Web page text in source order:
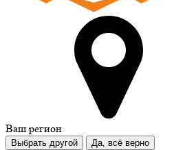
Ваш регион
Выбрать другой Да, всё верно